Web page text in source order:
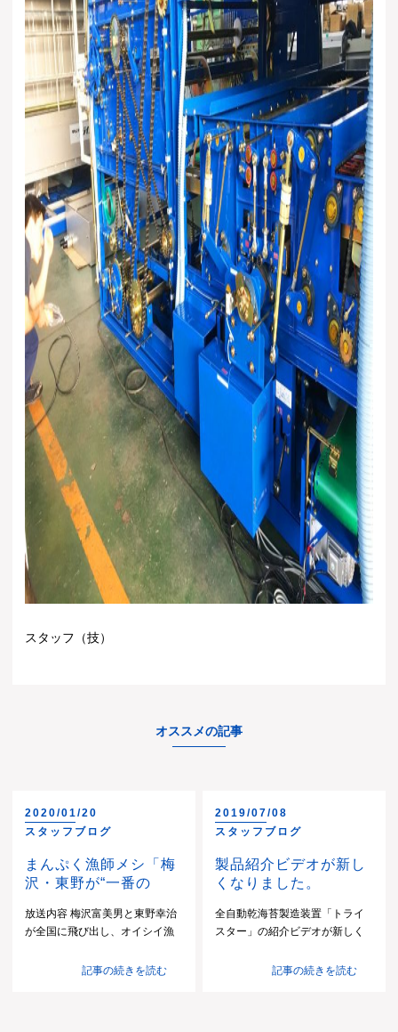
スタッフ（技）
オススメの記事
2020/01/20
スタッフブログ
まんぷく漁師メシ「梅
沢・東野が“一番の
佐賀・有明海」
放送内容 梅沢富美男と東野幸治
が全国に飛び出し、オイシイ漁
に溢れたグルメバラエティー！
記事の続きを読む
2019/07/08
スタッフブログ
製品紹介ビデオが新し
くなりました。
全自動乾海苔製造装置「トライ
スター」の紹介ビデオが新しく
画は こちら YouTube動画は
記事の続きを読む